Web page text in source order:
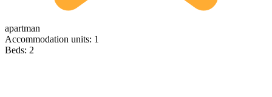
apartman
Accommodation units: 1
Beds: 2